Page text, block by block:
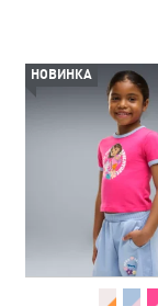
НОВИНКА